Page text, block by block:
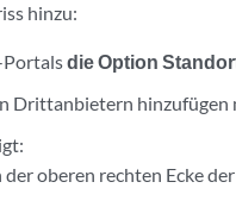
hinzu:
Portalsdie Option
Drittanbietern hinzufügen
der oberen rechten Ecke